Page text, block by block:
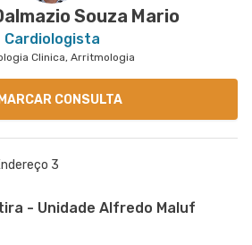
Souza Mario
Cardiologista
Clinica, Arritmologia
MARCAR CONSULTA
3
- Unidade Alfredo Maluf